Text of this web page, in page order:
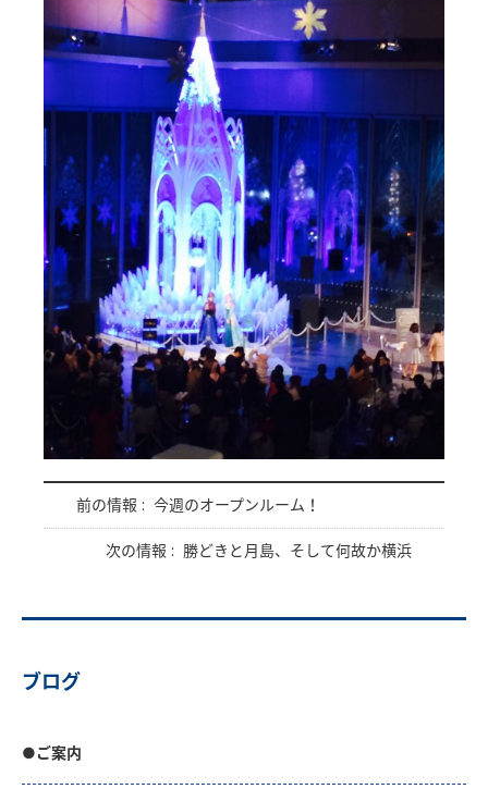
前の情報 : 今週のオープンルーム！
次の情報 : 勝どきと月島、そして何故か横浜
ブログ
●ご案内